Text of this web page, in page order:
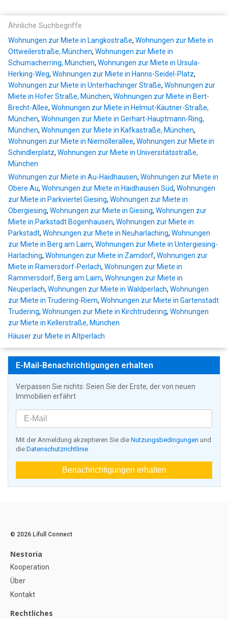
Ähnliche Suchbegriffe
Wohnungen zur Miete in Langkostraße, Wohnungen zur Miete in
Ottweilerstraße, München, Wohnungen zur Miete in
Schumacherring, München, Wohnungen zur Miete in Ursula-
Herking-Weg, Wohnungen zur Miete in Hanns-Seidel-Platz,
Wohnungen zur Miete in Unterhachinger Straße, Wohnungen zur
Miete in Hofer Straße, München, Wohnungen zur Miete in Bert-
Brecht-Allee, Wohnungen zur Miete in Helmut-Käutner-Straße,
München, Wohnungen zur Miete in Gerhart-Hauptmann-Ring,
München, Wohnungen zur Miete in Kafkastraße, München,
Wohnungen zur Miete in Niemöllerallee, Wohnungen zur Miete in
Schindlerplatz, Wohnungen zur Miete in Universitätsstraße,
München
Wohnungen zur Miete in Au-Haidhausen, Wohnungen zur Miete in
Obere Au, Wohnungen zur Miete in Haidhausen Süd, Wohnungen
zur Miete in Parkviertel Giesing, Wohnungen zur Miete in
Obergiesing, Wohnungen zur Miete in Giesing, Wohnungen zur
Miete in Parkstadt Bogenhausen, Wohnungen zur Miete in
Parkstadt, Wohnungen zur Miete in Neuharlaching, Wohnungen
zur Miete in Berg am Laim, Wohnungen zur Miete in Untergiesing-
Harlaching, Wohnungen zur Miete in Zamdorf, Wohnungen zur
Miete in Ramersdorf-Perlach, Wohnungen zur Miete in
Rammersdorf, Berg am Laim, Wohnungen zur Miete in
Neuperlach, Wohnungen zur Miete in Waldperlach, Wohnungen
zur Miete in Trudering-Riem, Wohnungen zur Miete in Gartenstadt
Trudering, Wohnungen zur Miete in Kirchtrudering, Wohnungen
zur Miete in Kellerstraße, München
Häuser zur Miete in Altperlach
E-Mail-Benachrichtigungen erhalten
Verpassen Sie nichts: Seien Sie der Erste, der von neuen
Immobilien erfährt
Mit der Anmeldung akzeptieren Sie die Nutzungsbedingungen und
die Datenschutzrichtlinie
Benachrichtigungen erhalten
© 2026 Lifull Connect
Nestoria
Kooperation
Über
Kontakt
Rechtliches